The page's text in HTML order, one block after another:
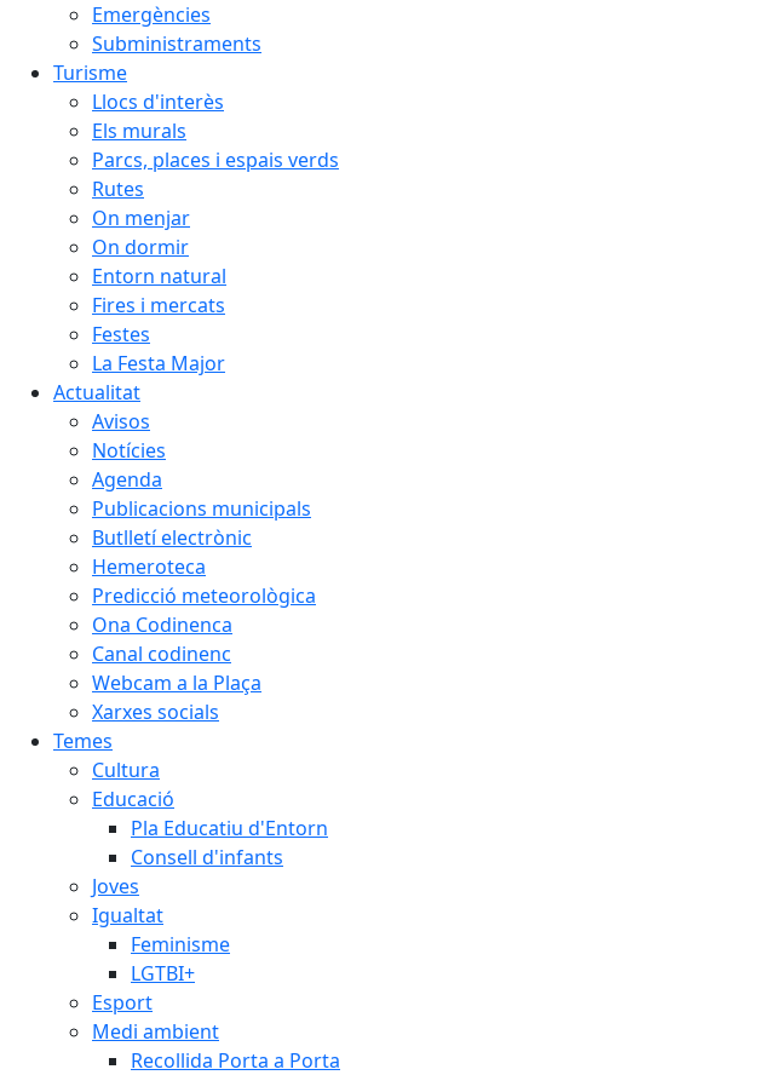
Emergències
Subministraments
Turisme
Llocs d'interès
Els murals
Parcs, places i espais verds
Rutes
On menjar
On dormir
Entorn natural
Fires i mercats
Festes
La Festa Major
Actualitat
Avisos
Notícies
Agenda
Publicacions municipals
Butlletí electrònic
Hemeroteca
Predicció meteorològica
Ona Codinenca
Canal codinenc
Webcam a la Plaça
Xarxes socials
Temes
Cultura
Educació
Pla Educatiu d'Entorn
Consell d'infants
Joves
Igualtat
Feminisme
LGTBI+
Esport
Medi ambient
Recollida Porta a Porta